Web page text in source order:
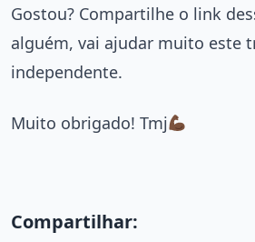
Gostou? Compartilhe o link
alguém, vai ajudar muito este
independente.
Muito obrigado! Tmj
Compartilhar: